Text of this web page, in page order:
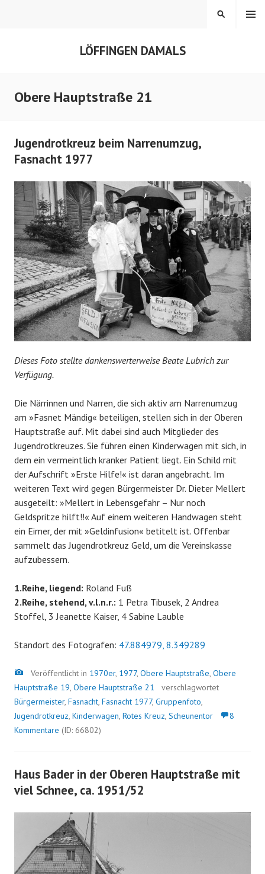
LÖFFINGEN DAMALS
MENÜ
SUCHEN
Obere Hauptstraße 21
Jugendrotkreuz beim Narrenumzug,
Fasnacht 1977
Dieses Foto stellte dankenswerterweise Beate Lubrich zur
Verfügung.
Die Närrinnen und Narren, die sich aktiv am Narrenumzug
am »Fasnet Mändig« beteiligen, stellen sich in der Oberen
Hauptstraße auf. Mit dabei sind auch Mitglieder des
Jugendrotkreuzes. Sie führen einen Kinderwagen mit sich, in
dem ein vermeintlich kranker Patient liegt. Ein Schild mit
der Aufschrift »Erste Hilfe!« ist daran angebracht. Im
weiteren Text wird gegen Bürgermeister Dr. Dieter Mellert
ausgeteilt: »Mellert in Lebensgefahr – Nur noch
Geldspritze hilft!!« Auf einem weiteren Handwagen steht
ein Eimer, der mit »Geldinfusion« betitelt ist. Offenbar
sammelt das Jugendrotkreuz Geld, um die Vereinskasse
aufzubessern.
1.Reihe, liegend: Roland Fuß
2.Reihe, stehend, v.l.n.r.: 1 Petra Tibusek, 2 Andrea
Stoffel, 3 Jeanette Kaiser, 4 Sabine Lauble
Standort des Fotografen: 47.884979, 8.349289
Bild
Veröffentlicht in 1970er, 1977, Obere Hauptstraße, Obere
Hauptstraße 19, Obere Hauptstraße 21
verschlagwortet
Bürgermeister, Fasnacht, Fasnacht 1977, Gruppenfoto,
Jugendrotkreuz, Kinderwagen, Rotes Kreuz, Scheunentor
8
Kommentare (ID: 66802)
Haus Bader in der Oberen Hauptstraße mit
viel Schnee, ca. 1951/52